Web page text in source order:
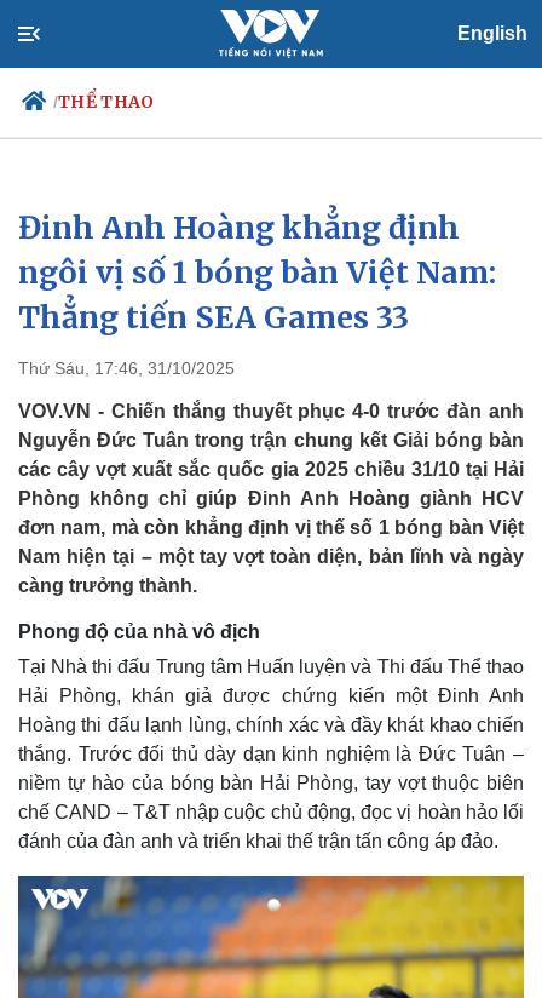
English
/THỂ THAO
Chính trị
Đảng
Tổ chức nhân sự
Quốc hội
Nhận diện sự thật
Xã hội
Tin 24h
Dự báo thời tiết
Giáo dục
Đinh Anh Hoàng khẳng định
ngôi vị số 1 bóng bàn Việt Nam:
Thẳng tiến SEA Games 33
Thứ Sáu, 17:46, 31/10/2025
VOV.VN - Chiến thắng thuyết phục 4-0 trước đàn anh
Nguyễn Đức Tuân trong trận chung kết Giải bóng bàn
các cây vợt xuất sắc quốc gia 2025 chiều 31/10 tại Hải
Phòng không chỉ giúp Đinh Anh Hoàng giành HCV
đơn nam, mà còn khẳng định vị thế số 1 bóng bàn Việt
Nam hiện tại – một tay vợt toàn diện, bản lĩnh và ngày
càng trưởng thành.
Phong độ của nhà vô địch
Tại Nhà thi đấu Trung tâm Huấn luyện và Thi đấu Thể thao
Hải Phòng, khán giả được chứng kiến một Đinh Anh
Hoàng thi đấu lạnh lùng, chính xác và đầy khát khao chiến
thắng. Trước đối thủ dày dạn kinh nghiệm là Đức Tuân –
niềm tự hào của bóng bàn Hải Phòng, tay vợt thuộc biên
chế CAND – T&T nhập cuộc chủ động, đọc vị hoàn hảo lối
đánh của đàn anh và triển khai thế trận tấn công áp đảo.